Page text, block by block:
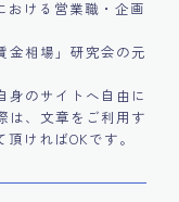
おける営業職・企画
金相場」研究会の元
のサイトへ自由に
は、文章をご利用す
ければOKです。